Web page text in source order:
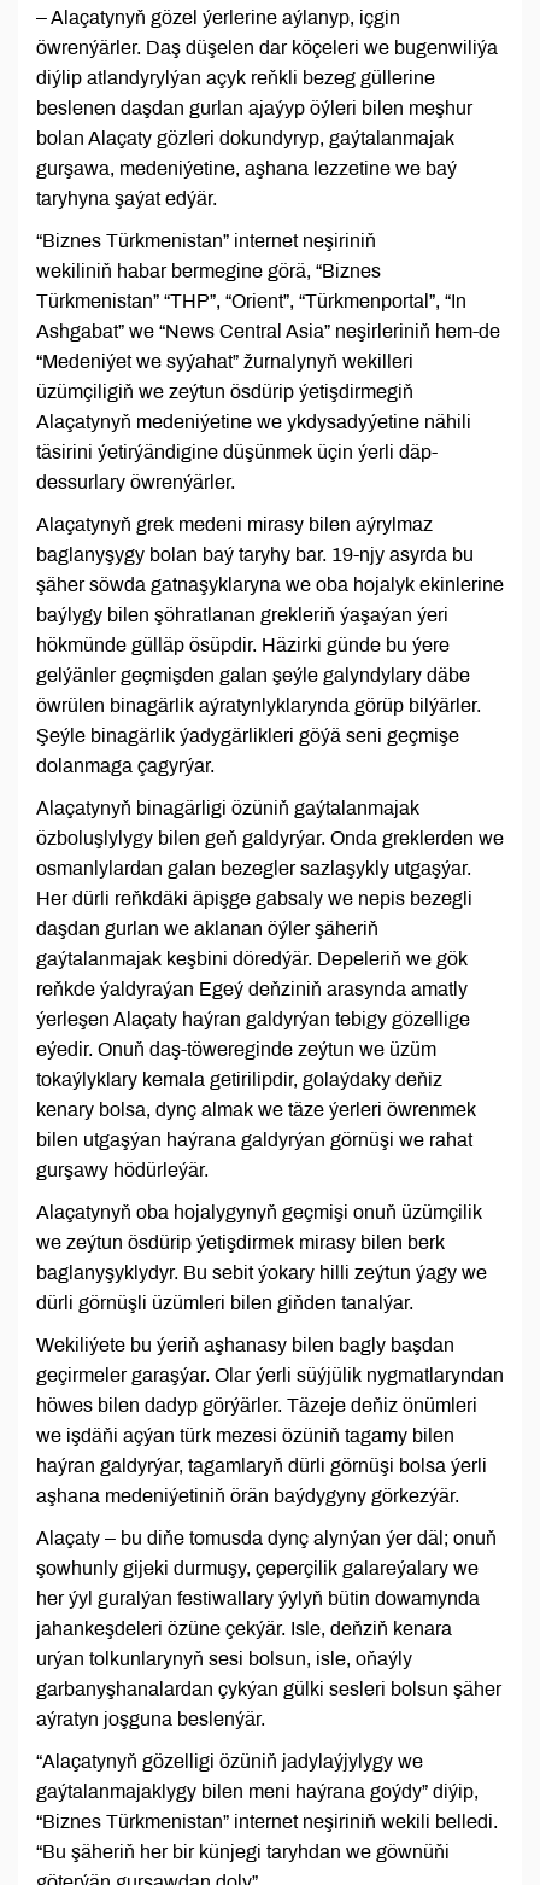
– Alaçatynyň gözel ýerlerine aýlanyp, içgin
öwrenýärler. Daş düşelen dar köçeleri we bugenwiliýa
diýlip atlandyrylýan açyk reňkli bezeg güllerine
beslenen daşdan gurlan ajaýyp öýleri bilen meşhur
bolan Alaçaty gözleri dokundyryp, gaýtalanmajak
gurşawa, medeniýetine, aşhana lezzetine we baý
taryhyna şaýat edýär.
“Biznes Türkmenistan” internet neşiriniň
wekiliniň habar bermegine görä, “Biznes
Türkmenistan” “THP”, “Orient”, “Türkmenportal”, “In
Ashgabat” we “News Central Asia” neşirleriniň hem-de
“Medeniýet we syýahat” žurnalynyň wekilleri
üzümçiligiň we zeýtun ösdürip ýetişdirmegiň
Alaçatynyň medeniýetine we ykdysadyýetine nähili
täsirini ýetirýändigine düşünmek üçin ýerli däp-
dessurlary öwrenýärler.
Alaçatynyň grek medeni mirasy bilen aýrylmaz
baglanyşygy bolan baý taryhy bar. 19-njy asyrda bu
şäher söwda gatnaşyklaryna we oba hojalyk ekinlerine
baýlygy bilen şöhratlanan grekleriň ýaşaýan ýeri
hökmünde gülläp ösüpdir. Häzirki günde bu ýere
gelýänler geçmişden galan şeýle galyndylary däbe
öwrülen binagärlik aýratynlyklarynda görüp bilýärler.
Şeýle binagärlik ýadygärlikleri göýä seni geçmişe
dolanmaga çagyrýar.
Alaçatynyň binagärligi özüniň gaýtalanmajak
özboluşlylygy bilen geň galdyrýar. Onda greklerden we
osmanlylardan galan bezegler sazlaşykly utgaşýar.
Her dürli reňkdäki äpişge gabsaly we nepis bezegli
daşdan gurlan we aklanan öýler şäheriň
gaýtalanmajak keşbini döredýär. Depeleriň we gök
reňkde ýaldyraýan Egeý deňziniň arasynda amatly
ýerleşen Alaçaty haýran galdyrýan tebigy gözellige
eýedir. Onuň daş-töwereginde zeýtun we üzüm
tokaýlyklary kemala getirilipdir, golaýdaky deňiz
kenary bolsa, dynç almak we täze ýerleri öwrenmek
bilen utgaşýan haýrana galdyrýan görnüşi we rahat
gurşawy hödürleýär.
Alaçatynyň oba hojalygynyň geçmişi onuň üzümçilik
we zeýtun ösdürip ýetişdirmek mirasy bilen berk
baglanyşyklydyr. Bu sebit ýokary hilli zeýtun ýagy we
dürli görnüşli üzümleri bilen giňden tanalýar.
Wekiliýete bu ýeriň aşhanasy bilen bagly başdan
geçirmeler garaşýar. Olar ýerli süýjülik nygmatlaryndan
höwes bilen dadyp görýärler. Täzeje deňiz önümleri
we işdäňi açýan türk mezesi özüniň tagamy bilen
haýran galdyrýar, tagamlaryň dürli görnüşi bolsa ýerli
aşhana medeniýetiniň örän baýdygyny görkezýär.
Alaçaty – bu diňe tomusda dynç alynýan ýer däl; onuň
şowhunly gijeki durmuşy, çeperçilik galareýalary we
her ýyl guralýan festiwallary ýylyň bütin dowamynda
jahankeşdeleri özüne çekýär. Isle, deňziň kenara
urýan tolkunlarynyň sesi bolsun, isle, oňaýly
garbanyşhanalardan çykýan gülki sesleri bolsun şäher
aýratyn joşguna beslenýär.
“Alaçatynyň gözelligi özüniň jadylaýjylygy we
gaýtalanmajaklygy bilen meni haýrana goýdy” diýip,
“Biznes Türkmenistan” internet neşiriniň wekili belledi.
“Bu şäheriň her bir künjegi taryhdan we göwnüňi